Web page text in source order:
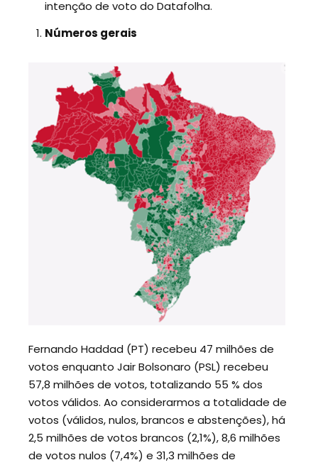
intenção de voto do Datafolha.
Números gerais
Fernando Haddad (PT) recebeu 47 milhões de
votos enquanto Jair Bolsonaro (PSL) recebeu
57,8 milhões de votos, totalizando 55 % dos
votos válidos. Ao considerarmos a totalidade de
votos (válidos, nulos, brancos e abstenções), há
2,5 milhões de votos brancos (2,1%), 8,6 milhões
de votos nulos (7,4%) e 31,3 milhões de